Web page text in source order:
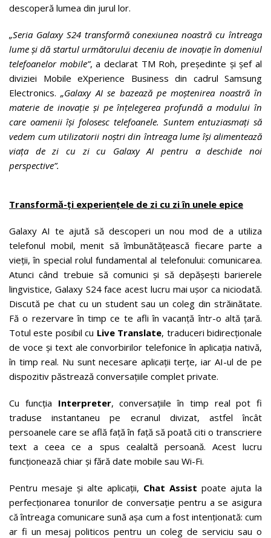
descoperă lumea din jurul lor.
„Seria Galaxy S24 transformă conexiunea noastră cu întreaga
lume și dă startul următorului deceniu de inovație în domeniul
telefoanelor mobile”, a declarat TM Roh, președinte și șef al
diviziei Mobile eXperience Business din cadrul Samsung
Electronics.„Galaxy AI se bazează pe moștenirea noastră în
materie de inovație și pe înțelegerea profundă a modului în
care oamenii își folosesc telefoanele. Suntem entuziasmați să
vedem cum utilizatorii noștri din întreaga lume își alimentează
viața de zi cu zi cu Galaxy AI pentru a deschide noi
perspective”.
Transformă-ți experiențele de zi cu zi în unele epice
Galaxy AI te ajută să descoperi un nou mod de a utiliza
telefonul mobil, menit să îmbunătățească fiecare parte a
vieții, în special rolul fundamental al telefonului: comunicarea.
Atunci când trebuie să comunici și să depășești barierele
lingvistice, Galaxy S24 face acest lucru mai ușor ca niciodată.
Discută pe chat cu un student sau un coleg din străinătate.
Fă o rezervare în timp ce te afli în vacanță într-o altă țară.
Totul este posibil cu Live Translate, traduceri bidirecționale
de voce și text ale convorbirilor telefonice în aplicația nativă,
în timp real. Nu sunt necesare aplicații terțe, iar AI-ul de pe
dispozitiv păstrează conversațiile complet private.
Cu funcția Interpreter, conversațiile în timp real pot fi
traduse instantaneu pe ecranul divizat, astfel încât
persoanele care se află față în față să poată citi o transcriere
text a ceea ce a spus cealaltă persoană. Acest lucru
funcționează chiar și fără date mobile sau Wi-Fi.
Pentru mesaje și alte aplicații, Chat Assist poate ajuta la
perfecționarea tonurilor de conversație pentru a se asigura
că întreaga comunicare sună așa cum a fost intenționată: cum
ar fi un mesaj politicos pentru un coleg de serviciu sau o